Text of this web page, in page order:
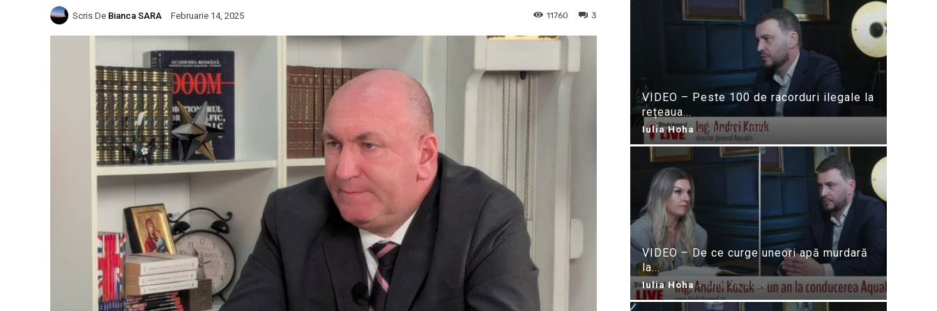
Scris De Bianca SARA Februarie 14, 2025 3
11760
VIDEO – Peste 100 de racorduri ilegale la
rețeaua...
Iulia Hoha - iulie 31, 2026
VIDEO – De ce curge uneori apă murdară
la...
Iulia Hoha - iulie 24, 2026